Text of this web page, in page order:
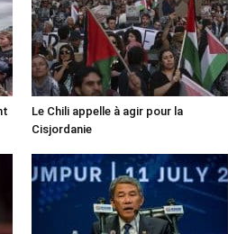
Le Chili appelle à agir pour la
Cisjordanie